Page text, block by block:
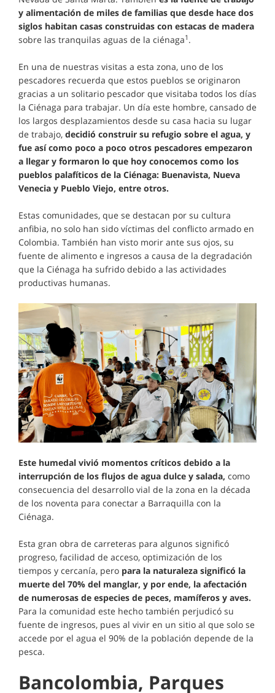
y alimentación de miles de familias que desde hace dos
siglos habitan casas construidas con estacas de madera
sobre las tranquilas aguas de la ciénaga1 .
En una de nuestras visitas a esta zona, uno de los
pescadores recuerda que estos pueblos se originaron
gracias a un solitario pescador que visitaba todos los días
la Ciénaga para trabajar. Un día este hombre, cansado de
los largos desplazamientos desde su casa hacia su lugar
de trabajo, decidió construir su refugio sobre el agua, y
fue así como poco a poco otros pescadores empezaron
a llegar y formaron lo que hoy conocemos como los
pueblos palafíticos de la Ciénaga: Buenavista, Nueva
Venecia y Pueblo Viejo, entre otros.
Estas comunidades, que se destacan por su cultura
anfibia, no solo han sido víctimas del conflicto armado en
Colombia. También han visto morir ante sus ojos, su
fuente de alimento e ingresos a causa de la degradación
que la Ciénaga ha sufrido debido a las actividades
productivas humanas.
Este humedal vivió momentos críticos debido a la
interrupción de los flujos de agua dulce y salada, como
consecuencia del desarrollo vial de la zona en la década
de los noventa para conectar a Barraquilla con la
Ciénaga.
Esta gran obra de carreteras para algunos significó
progreso, facilidad de acceso, optimización de los
tiempos y cercanía, pero para la naturaleza significó la
muerte del 70% del manglar, y por ende, la afectación
de numerosas de especies de peces, mamíferos y aves.
Para la comunidad este hecho también perjudicó su
fuente de ingresos, pues al vivir en un sitio al que solo se
accede por el agua el 90% de la población depende de la
pesca.
Bancolombia, Parques